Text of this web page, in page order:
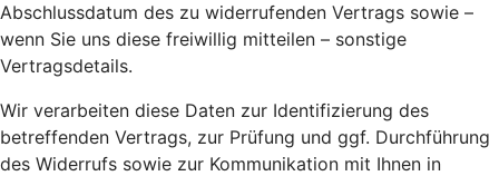
Abschlussdatum des zu widerrufenden Vertrags sowie –
wenn Sie uns diese freiwillig mitteilen – sonstige
Vertragsdetails.
Wir verarbeiten diese Daten zur Identifizierung des
betreffenden Vertrags, zur Prüfung und ggf. Durchführung
des Widerrufs sowie zur Kommunikation mit Ihnen in